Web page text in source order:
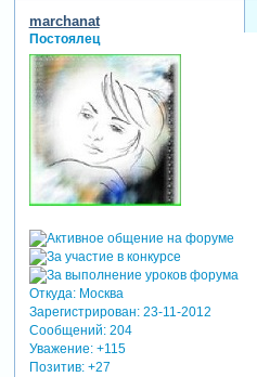
marchanat
Постоялец
Откуда:Москва
Зарегистрирован: 23-11-2012
Сообщений:204
Уважение: +115
Позитив: +27